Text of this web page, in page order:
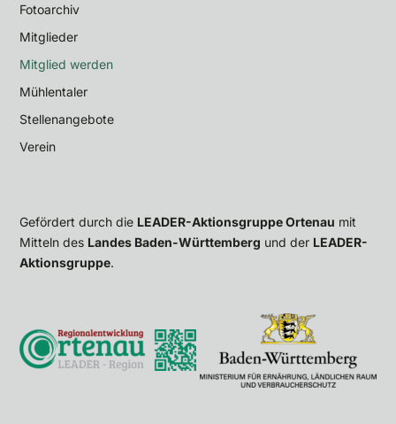
Fotoarchiv
Mitglieder
Mitglied werden
Mühlentaler
Stellenangebote
Verein
Gefördert durch die LEADER-Aktionsgruppe Ortenau mit
Mitteln des Landes Baden-Württemberg und der LEADER-
Aktionsgruppe.